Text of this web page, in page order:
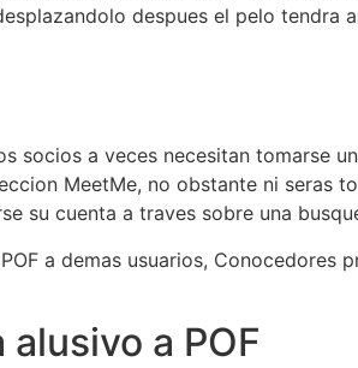
despues el pelo tendra
socios a veces necesitan tomarse
MeetMe, no obstante ni seras
su cuenta a traves sobre una
a demas usuarios, Conocedores
a POF